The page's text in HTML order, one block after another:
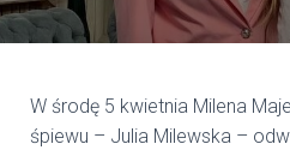
W środę 5 kwietnia Milena
śpiewu – Julia Milewska –